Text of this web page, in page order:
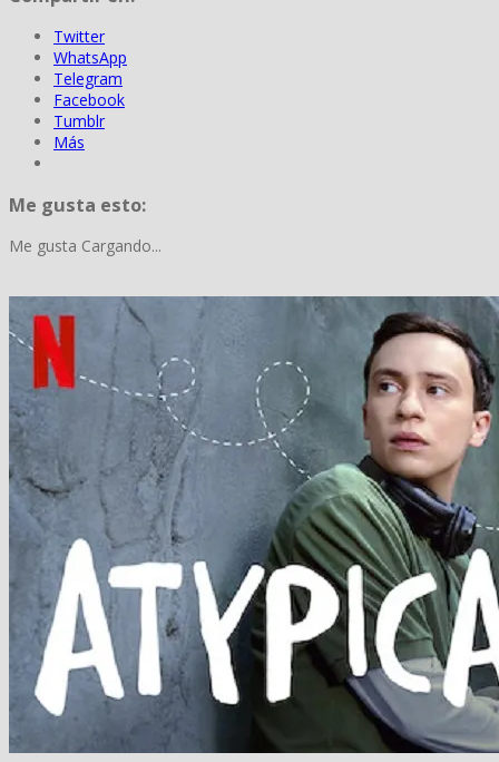
Twitter
WhatsApp
Telegram
Facebook
Tumblr
Más
Me gusta esto:
Me gusta Cargando...